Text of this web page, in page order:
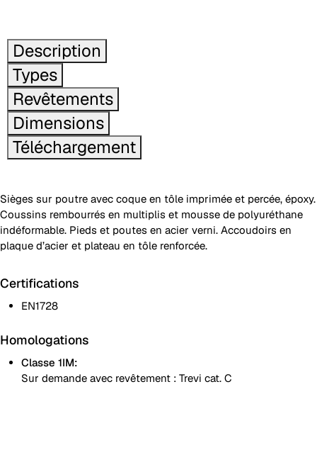
Description
Types
Revêtements
Dimensions
Téléchargement
Sièges sur poutre avec coque en tôle imprimée et percée, époxy.
Coussins rembourrés en multiplis et mousse de polyuréthane
indéformable. Pieds et poutes en acier verni. Accoudoirs en
plaque d’acier et plateau en tôle renforcée.
Certifications
EN1728
Homologations
Classe 1IM:
Sur demande avec revêtement : Trevi cat. C